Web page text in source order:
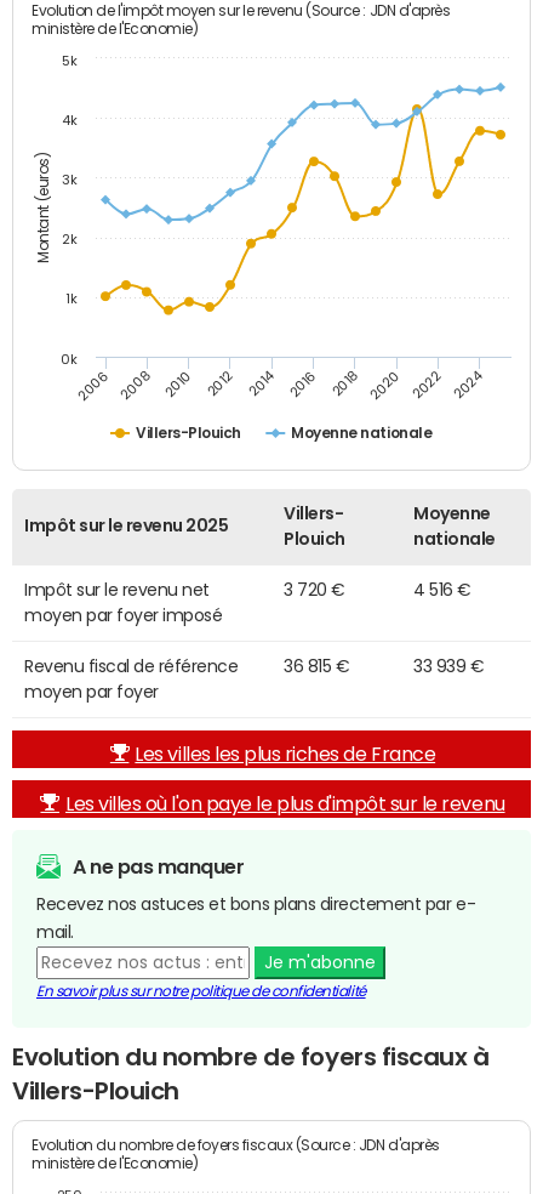
Montant (euros)
Evolution de l'impôt moyen sur le revenu (Source : JDN d'après
ministère de l'Economie)
Villers-Plouich Moyenne nationale
2006 2008 2010 2012 2014 2016 2018 2020 2022 2024
0k
1k
2k
3k
4k
5k
Impôt sur le revenu 2025
Villers-
Plouich
Moyenne
nationale
Impôt sur le revenu net
moyen par foyer imposé
3 720 € 4 516 €
Revenu fiscal de référence
moyen par foyer
36 815 € 33 939 €
Les villes les plus riches de France
Les villes où l'on paye le plus d'impôt sur le revenu
A ne pas manquer
Recevez nos astuces et bons plans directement par e-
mail.
Je m'abonne
En savoir plus sur notre politique de confidentialité
Evolution du nombre de foyers fiscaux à
Villers-Plouich
Evolution du nombre de foyers fiscaux (Source : JDN d'après
ministère de l'Economie)